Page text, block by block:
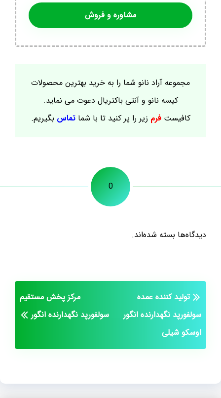
مشاوره و فروش
مجموعه آراد نانو شما را به خرید بهترین محصولات
کیسه نانو و آنتی باکتریال دعوت می نماید.
کافیستفرم زیر را پر کنید تا با شماتماس بگیریم.
0
دیدگاه‌ها بسته شده‌اند.
تولید کننده عمده
سولفورپد نگهدارنده انگور
اوسکو شیلی
مرکز پخش مستقیم
سولفورپد نگهدارنده انگور